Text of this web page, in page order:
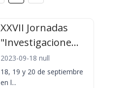
XXVII Jornadas
"Investigacione...
2023-09-18 null
18, 19 y 20 de septiembre
en l...